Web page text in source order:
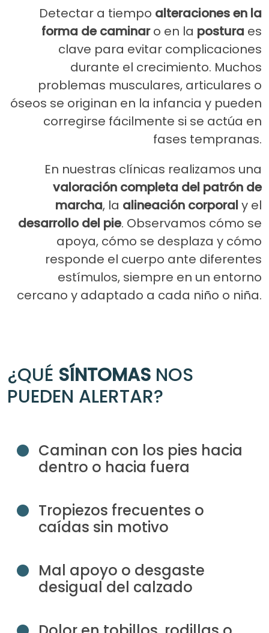
Detectar a tiempo alteraciones en la
forma de caminaro en la postura es
clave para evitar complicaciones
durante el crecimiento. Muchos
problemas musculares, articulares o
óseos se originan en la infancia y pueden
corregirse fácilmente si se actúa en
fases tempranas.
En nuestras clínicas realizamos una
valoración completa del patrón de
marcha, la alineación corporaly el
desarrollo del pie. Observamos cómo se
apoya, cómo se desplaza y cómo
responde el cuerpo ante diferentes
estímulos, siempre en un entorno
cercano y adaptado a cada niño o niña.
¿QUÉ SÍNTOMAS NOS
PUEDEN ALERTAR?
Caminan con los pies hacia
dentro o hacia fuera
Tropiezos frecuentes o
caídas sin motivo
Mal apoyo o desgaste
desigual del calzado